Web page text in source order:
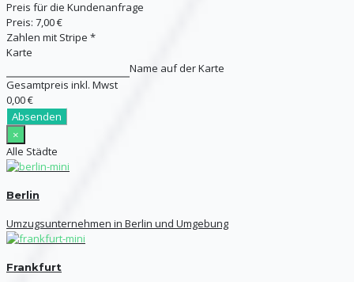
Preis für die Kundenanfrage
Preis: 7,00 €
Zahlen mit Stripe *
Karte
Name auf der Karte
Gesamtpreis inkl. Mwst
0,00 €
Absenden
×
Alle Städte
Berlin
Umzugsunternehmen in Berlin und Umgebung
Frankfurt